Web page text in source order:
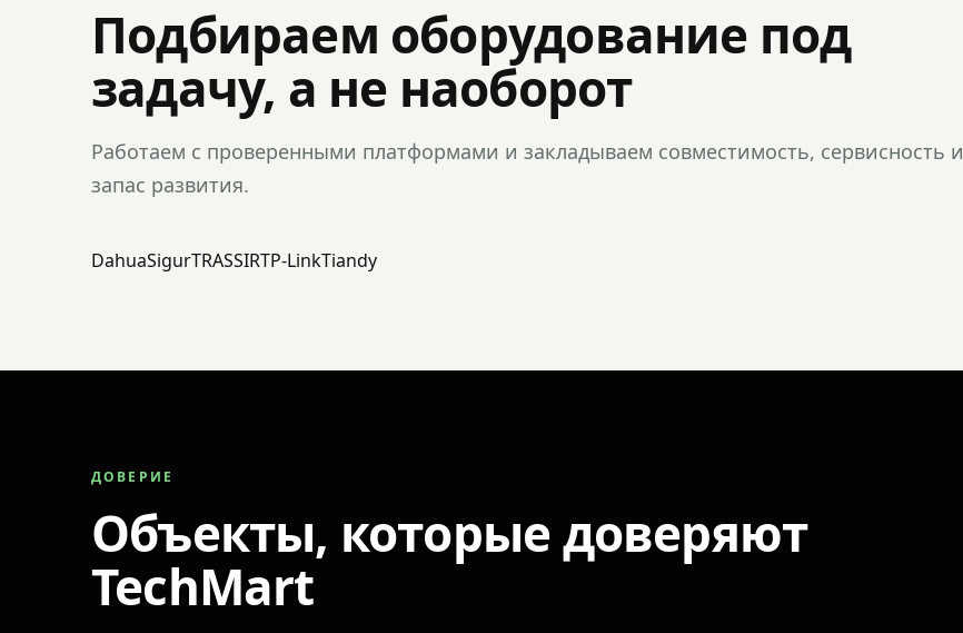
Подбираем оборудование под
задачу, а не наоборот
Работаем с проверенными платформами и закладываем совместимость, сервисность и
запас развития.
DahuaSigurTRASSIRTP-LinkTiandy
ДОВЕРИЕ
Объекты, которые доверяют
TechMart